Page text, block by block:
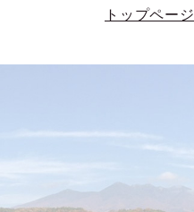
トップページ